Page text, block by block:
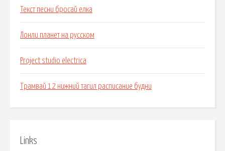
Текст песни бросай елка
Лонли планет на русском
Project studio electrica
Трамвай 12 нижний тагил расписание будни
Links